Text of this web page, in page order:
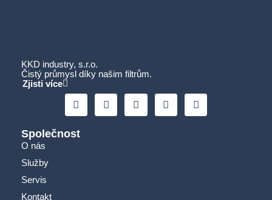
KKD industry, s.r.o.
Čistý průmysl díky našim filtrům.
Zjisti více
Společnost
O nás
Služby
Servis
Kontakt